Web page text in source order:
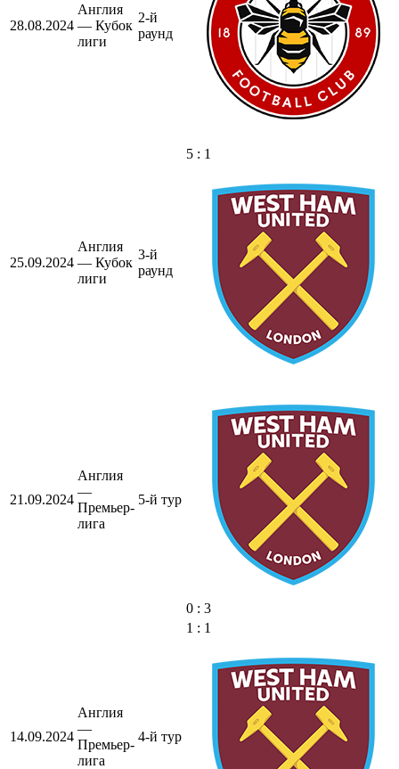
28.08.2024
Англия
— Кубок
лиги
2-й
раунд
25.09.2024
Англия
— Кубок
лиги
3-й
раунд
5 : 1
21.09.2024
Англия
—
Премьер-
лига
5-й тур
0 : 3
14.09.2024
Англия
—
Премьер-
лига
4-й тур
1 : 1